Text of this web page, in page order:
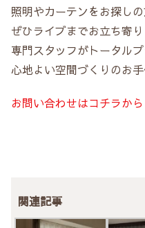
照明やカーテンをお探し
ぜひライブまでお立ち寄り
専門スタッフがトータルプ
心地よい空間づくりのお手
お問い合わせはコチラから
関連記事